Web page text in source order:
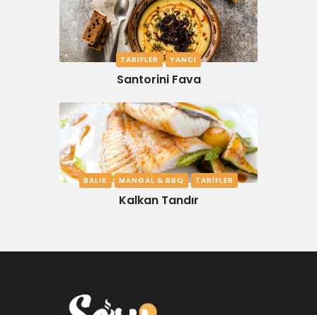
TARIFLER YANCI
Santorini Fava
BALIK MANGAL & BBQ TARIFLER
Kalkan Tandır